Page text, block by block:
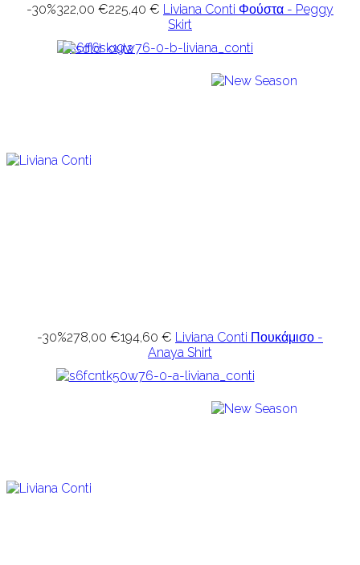
-30%322,00 €225,40 € Liviana Conti Φούστα - Peggy
Skirt
-30%278,00 €194,60 € Liviana Conti Πουκάμισο -
Anaya Shirt